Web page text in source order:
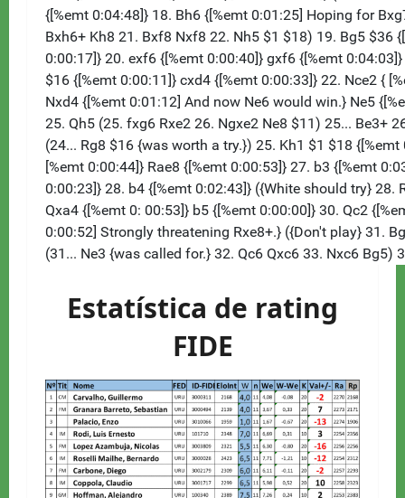
Estatística de rating
FIDE